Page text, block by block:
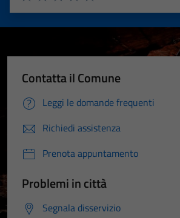
Valuta 5 stelle su 5
Valuta 4 stelle su 5
Valuta 3 stelle su 5
Valuta 2 stelle su 5
Valuta 1 stelle su 5
Contatta il Comune
Leggi le domande frequenti
Richiedi assistenza
Prenota appuntamento
Problemi in città
Segnala disservizio